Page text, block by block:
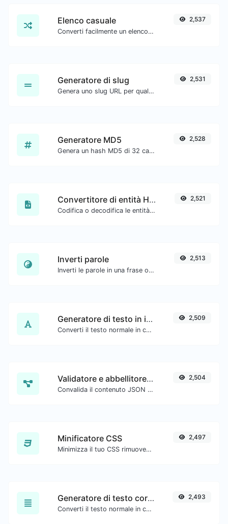
Elenco casuale
Converti facilmente un elenco di testo fornito in un elenco casuale.
2,537
Generatore di slug
Genera uno slug URL per qualsiasi input di stringa.
2,531
Generatore MD5
Genera un hash MD5 di 32 caratteri di lunghezza per qualsiasi input di stringa.
2,528
Convertitore di entità HTML
Codifica o decodifica le entità HTML per qualsiasi input dato.
2,521
Inverti parole
Inverti le parole in una frase o paragrafo con facilità.
2,513
Generatore di testo in inglese antico
Converti il testo normale in carattere di tipo antico inglese.
2,509
Validatore e abbellitore JSON
Convalida il contenuto JSON e rendilo leggibile.
2,504
Minificatore CSS
Minimizza il tuo CSS rimuovendo tutti i caratteri non necessari.
2,497
Generatore di testo corsivo
Converti il testo normale in carattere corsivo.
2,493